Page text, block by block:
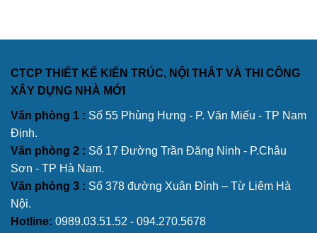
CTCP THIẾT KẾ KIẾN TRÚC, NỘI THẤT VÀ THI CÔNG
XÂY DỰNG NHÀ MỚI
Văn phòng 1 : Số 55 Phùng Hưng - P. Văn Miếu - TP Nam
Định.
Văn phòng 2 : Số 17 Đường Trần Đăng Ninh - P.Châu
Sơn - TP Hà Nam.
Văn phòng 3 : Số 378 đường Xuân Đỉnh – Từ Liêm Hà
Nội.
Hotline: 0989.03.51.52 - 094.270.5678